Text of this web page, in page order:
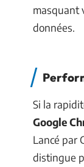
masquant
données.
Si la
Google
Lancé par
distingue